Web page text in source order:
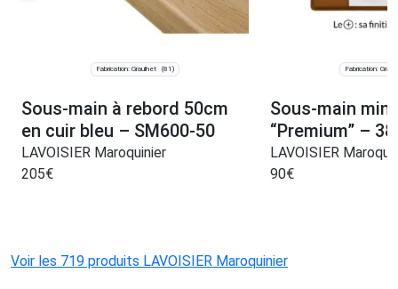
Fabrication: Graulhet (81)
Sous-main à rebord 50cm
en cuir bleu – SM600-50
LAVOISIER Maroquinier
205€
Fabrication:
Sous-main
“Premium” –
LAVOISIER
90€
Voir les 719 produits LAVOISIER Maroquinier